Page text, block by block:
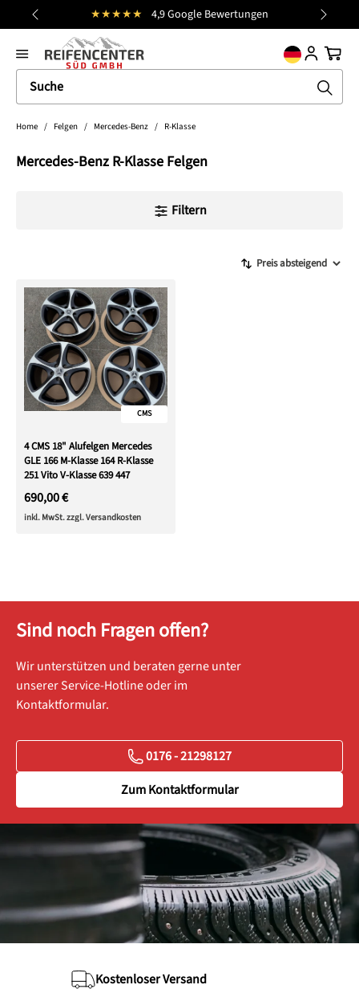
springen ★★★★★ 4,9 Google Bewertungen
general.prev
Home / Felgen / Mercedes-Benz / R-Klasse
Mercedes-Benz R-Klasse Felgen
Filtern
CMS
4 CMS 18" Alufelgen Mercedes
GLE 166 M-Klasse 164 R-Klasse
251 Vito V-Klasse 639 447
690,00 €
inkl. MwSt. zzgl. Versandkosten
Sind noch Fragen offen?
Wir unterstützen und beraten gerne unter
unserer Service-Hotline oder im
Kontaktformular.
0176 - 21298127
Zum Kontaktformular
Kostenloser Versand